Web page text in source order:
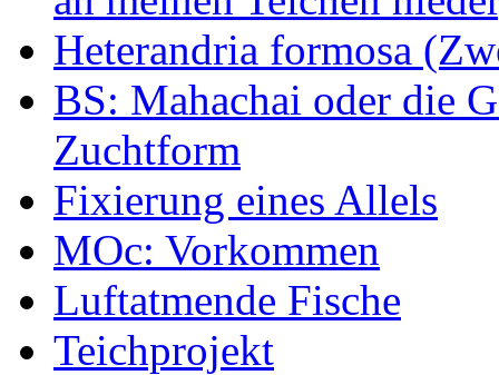
Heterandria formosa
BS: Mahachai oder die
Zuchtform
Fixierung eines Allels
MOc: Vorkommen
Luftatmende Fische
Teichprojekt